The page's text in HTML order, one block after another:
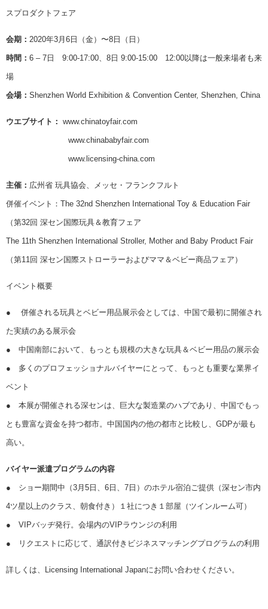
スプロダクトフェア
会期： 2020年3月6日（金）〜8日（日）
時間： 6 – 7日 9:00-17:00、8日 9:00-15:00 12:00以降は一般来場者も来
場
会場： Shenzhen World Exhibition & Convention Center, Shenzhen, China
ウエブサイト： www.chinatoyfair.com
www.chinababyfair.com
www.licensing-china.com
主催： 広州省 玩具協会、メッセ・フランクフルト
併催イベント：The 32nd Shenzhen International Toy & Education Fair
（第32回 深セン国際玩具＆教育フェア
The 11th Shenzhen International Stroller, Mother and Baby Product Fair
（第11回 深セン国際ストローラーおよびママ＆ベビー商品フェア）
イベント概要
● 併催される玩具とベビー用品展示会としては、中国で最初に開催され
た実績のある展示会
● 中国南部において、もっとも規模の大きな玩具＆ベビー用品の展示会
● 多くのプロフェッショナルバイヤーにとって、もっとも重要な業界イ
ベント
● 本展が開催される深センは、巨大な製造業のハブであり、中国でもっ
とも豊富な資金を持つ都市。中国国内の他の都市と比較し、GDPが最も
高い。
バイヤー派遣プログラムの内容
● ショー期間中（3月5日、6日、7日）のホテル宿泊ご提供（深セン市内
4ツ星以上のクラス、朝食付き）１社につき１部屋（ツインルーム可）
● VIPバッヂ発行。会場内のVIPラウンジの利用
● リクエストに応じて、通訳付きビジネスマッチングプログラムの利用
詳しくは、Licensing International Japanにお問い合わせください。